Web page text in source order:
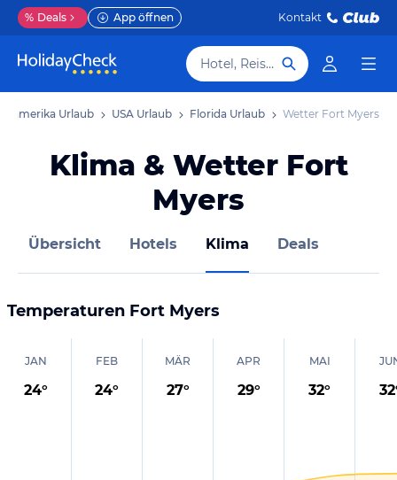
% Deals App öffnen Kontakt
Hotel, Reiseziel
Urlaub USA Urlaub Florida Urlaub Wetter Fort Myers
Klima & Wetter Fort
Myers
Übersicht Hotels Klima Deals
Temperaturen Fort Myers
JAN
24°
FEB
24°
MÄR
27°
APR
29°
MAI
32° 32